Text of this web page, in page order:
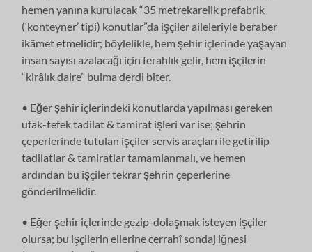
hemen yanına kurulacak “35 metrekarelik prefabrik
(‘konteyner’ tipi) konutlar”da işçiler aileleriyle beraber
ikâmet etmelidir; böylelikle, hem şehir içlerinde yaşayan
insan sayısı azalacağı için ferahlık gelir, hem işçilerin
“kirâlık daire” bulma derdi biter.
• Eğer şehir içlerindeki konutlarda yapılması gereken
ufak-tefek tadilat & tamirat işleri var ise; şehrin
çeperlerinde tutulan işçiler servis araçları ile getirilip
tadilatlar & tamiratlar tamamlanmalı, ve hemen
ardından bu işçiler tekrar şehrin çeperlerine
gönderilmelidir.
• Eğer şehir içlerinde gezip-dolaşmak isteyen işçiler
olursa; bu işçilerin ellerine cerrahî sondaj iğnesi